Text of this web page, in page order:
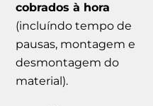
cobrados à hora
(incluíndo tempo de
pausas, montagem e
desmontagem do
material).